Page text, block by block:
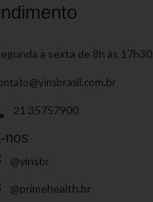
a sexta de 8h às 17h30
21 35757900
nos
@yinsbr
@primehealth.br